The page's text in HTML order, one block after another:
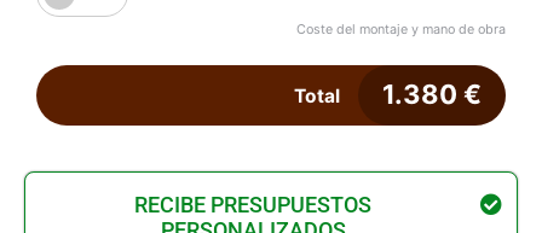
Coste del montaje y mano de obra
Total 1.380 €
RECIBE PRESUPUESTOS